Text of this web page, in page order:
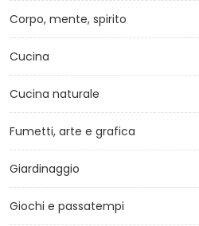
Corpo, mente, spirito
Cucina
Cucina naturale
Fumetti, arte e grafica
Giardinaggio
Giochi e passatempi